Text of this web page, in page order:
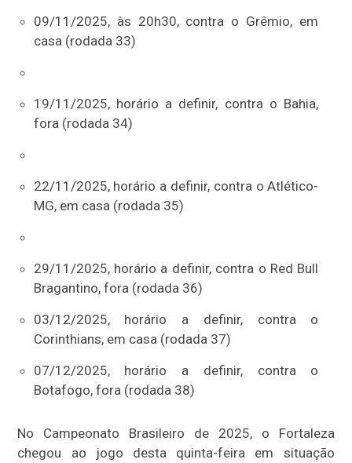
09/11/2025, às 20h30, contra o Grêmio, em
casa (rodada 33)
19/11/2025, horário a definir, contra o Bahia,
fora (rodada 34)
22/11/2025, horário a definir, contra o Atlético-
MG, em casa (rodada 35)
29/11/2025, horário a definir, contra o Red Bull
Bragantino, fora (rodada 36)
03/12/2025, horário a definir, contra o
Corinthians, em casa (rodada 37)
07/12/2025, horário a definir, contra o
Botafogo, fora (rodada 38)
No Campeonato Brasileiro de 2025, o Fortaleza
chegou ao jogo desta quinta-feira em situação